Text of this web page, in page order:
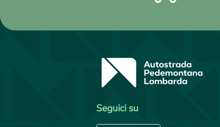
Seguici su